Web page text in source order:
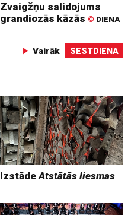
Zvaigžņu salidojums
grandiozās kāzās © DIENA
Vairāk SESTDIENA
IzstādeAtstātās liesmas